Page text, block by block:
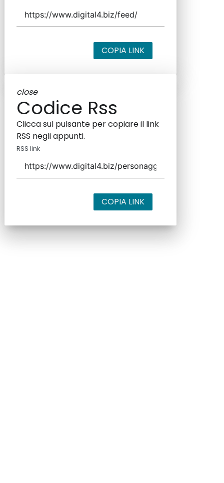
COPIA LINK
close
Codice Rss
Clicca sul pulsante per copiare il link
RSS negli appunti.
RSS link
COPIA LINK